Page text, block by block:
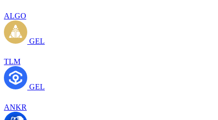
ALGO
GEL
TLM
GEL
ANKR